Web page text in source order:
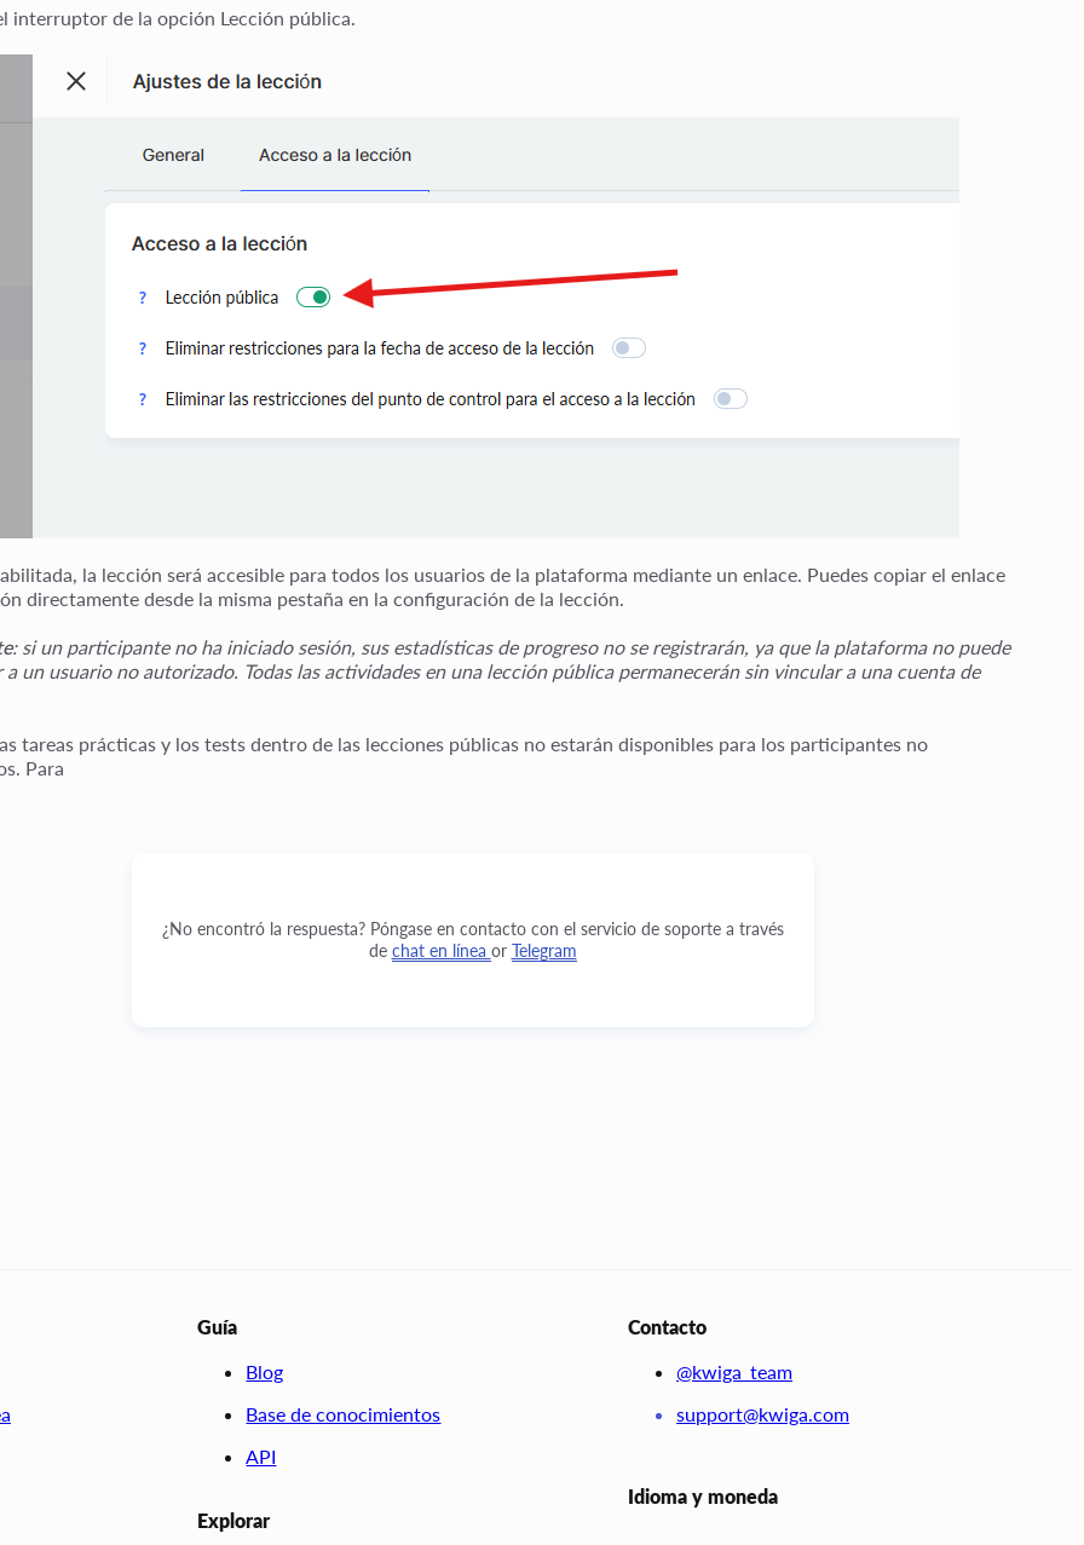
interruptor de la opción Lección pública
la lección será accesible para todos los usuarios de la plataforma mediante un enlace. Puedes copiar el enlace
directamente desde la misma pestaña en la configuración de la lección.
: si un participante no ha iniciado sesión, sus estadísticas de progreso no se registrarán, ya que la plataforma no puede
un usuario no autorizado. Todas las actividades en una lección pública permanecerán sin vincular a una cuenta de
tareas prácticas y los tests dentro de las lecciones públicas no estarán disponibles para los participantes no
Para
¿No encontró la respuesta? Póngase en contacto con el servicio de soporte a través
de chat en línea or Telegram
Guía
Blog
Base de conocimientos
API
Explorar
Contacto
@kwiga_team
support@kwiga.com
Idioma y moneda